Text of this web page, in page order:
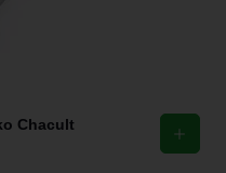
Chacult